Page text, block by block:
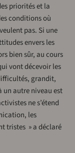
priorités et la
conditions où
pas. Si une
envers les
bien sûr, au cours
vont décevoir les
grandit,
un autre niveau est
ne s’étend
les
tristes » a déclaré